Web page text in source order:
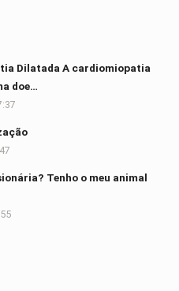
Dilatada A cardiomiopatia
doe…
Tenho o meu animal